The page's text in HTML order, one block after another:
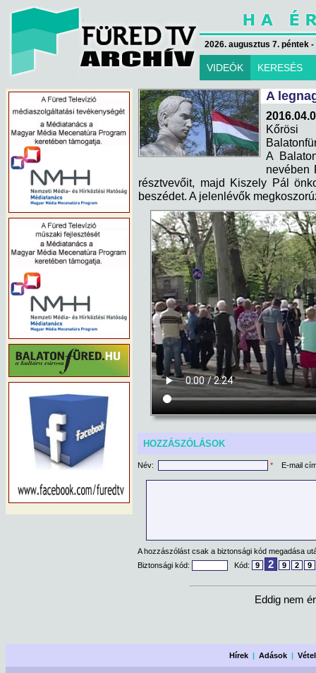
2026. augusztus 7. péntek
VIDEÓK KERESÉS
A
Kőrösi
A
nevében
résztvevőit, majd Kiszely Pál
beszédet. A jelenlévők
HOZZÁSZÓLÁSOK
Név: * E-mail
A hozzászólást csak a biztonsági kód megadása
Biztonsági kód:
Kód: 9 2 9 2 9
Eddig nem
Hírek |Adások |